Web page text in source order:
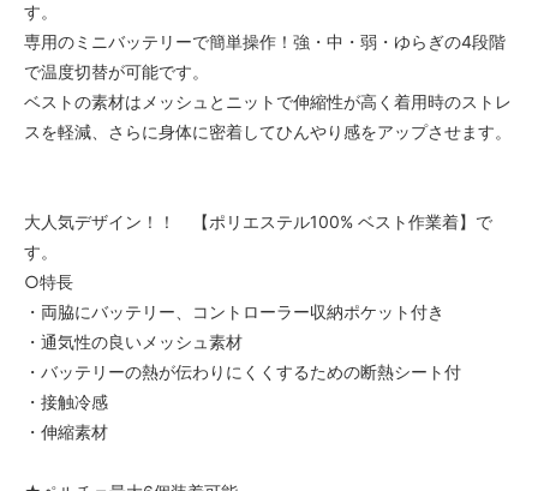
す。
専用のミニバッテリーで簡単操作！強・中・弱・ゆらぎの4段階
で温度切替が可能です。
ベストの素材はメッシュとニットで伸縮性が高く着用時のストレ
スを軽減、さらに身体に密着してひんやり感をアップさせます。
大人気デザイン！！ 【ポリエステル100% ベスト作業着】で
す。
○特長
・両脇にバッテリー、コントローラー収納ポケット付き
・通気性の良いメッシュ素材
・バッテリーの熱が伝わりにくくするための断熱シート付
・接触冷感
・伸縮素材